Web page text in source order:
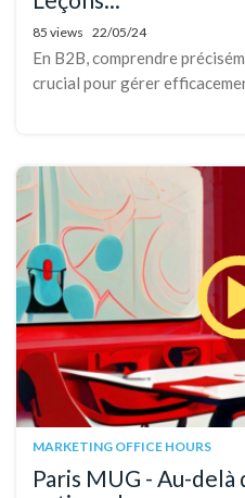
85 views 22/05/24
En B2B, comprendre
crucial pour gérer
MARKETING OFFICE HOURS
Paris MUG - Au-